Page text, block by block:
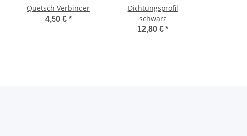
Quetsch-Verbinder
4,50 € *
Dichtungsprofil
schwarz
12,80 € *